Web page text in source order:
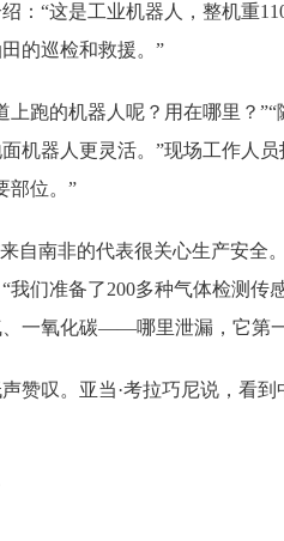
：“这是工业机器人，整机重
的巡检和救援。”
上跑的机器人呢？用在哪里？
器人更灵活。”现场工作人员
部位。”
自南非的代表很关心生产安全
我们准备了200多种气体检测传
一氧化碳——哪里泄漏，它第
赞叹。亚当·考拉巧尼说，看